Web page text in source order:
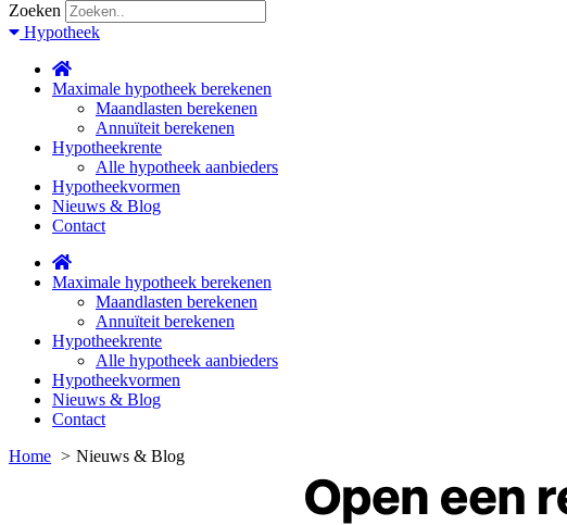
Zoeken
Hypotheek
Maximale hypotheek berekenen
Maandlasten berekenen
Annuïteit berekenen
Hypotheekrente
Alle hypotheek aanbieders
Hypotheekvormen
Nieuws & Blog
Contact
Maximale hypotheek berekenen
Maandlasten berekenen
Annuïteit berekenen
Hypotheekrente
Alle hypotheek aanbieders
Hypotheekvormen
Nieuws & Blog
Contact
Home
Nieuws & Blog